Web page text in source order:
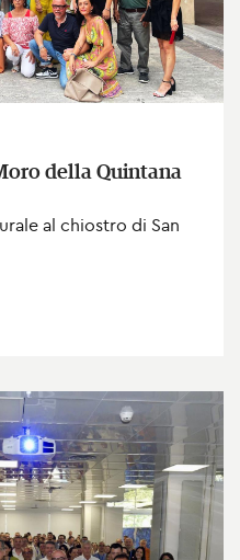
della Quintana
al chiostro di San